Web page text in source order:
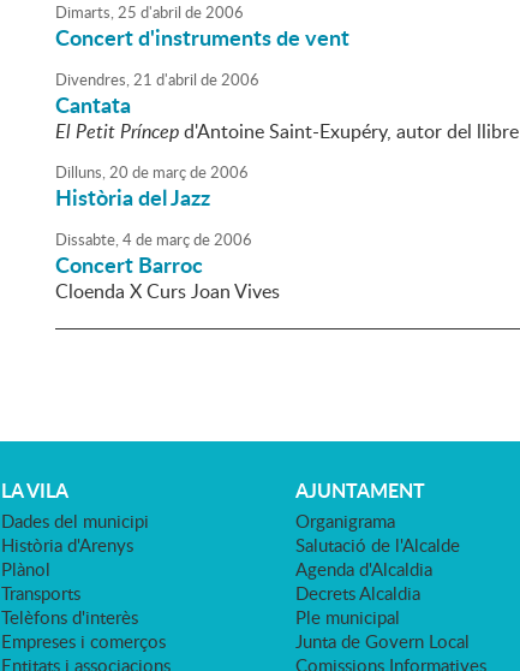
Dimarts,25 d'abril de2006
Concert d'instruments de vent
Divendres,21 d'abril de2006
Cantata
El Petit Príncepd'Antoine Saint-Exupéry, autor del llibre
Dilluns,20 de marçde2006
Història del Jazz
Dissabte,4de marçde2006
Concert Barroc
Cloenda X Curs Joan Vives
LA VILA
Dades del municipi
Història d'Arenys
Plànol
Transports
Telèfons d'interès
Empreses i comerços
Entitats i associacions
AJUNTAMENT
Organigrama
Salutació de l'Alcalde
Agenda d'Alcaldia
Decrets Alcaldia
Ple municipal
Junta de Govern Local
Comissions Informatives